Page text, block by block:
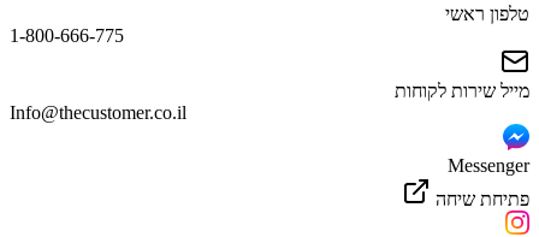
טלפון ראשי
1-800-666-775
מייל שירות לקוחות
Info@thecustomer.co.il
Messenger
פתיחת שיחה